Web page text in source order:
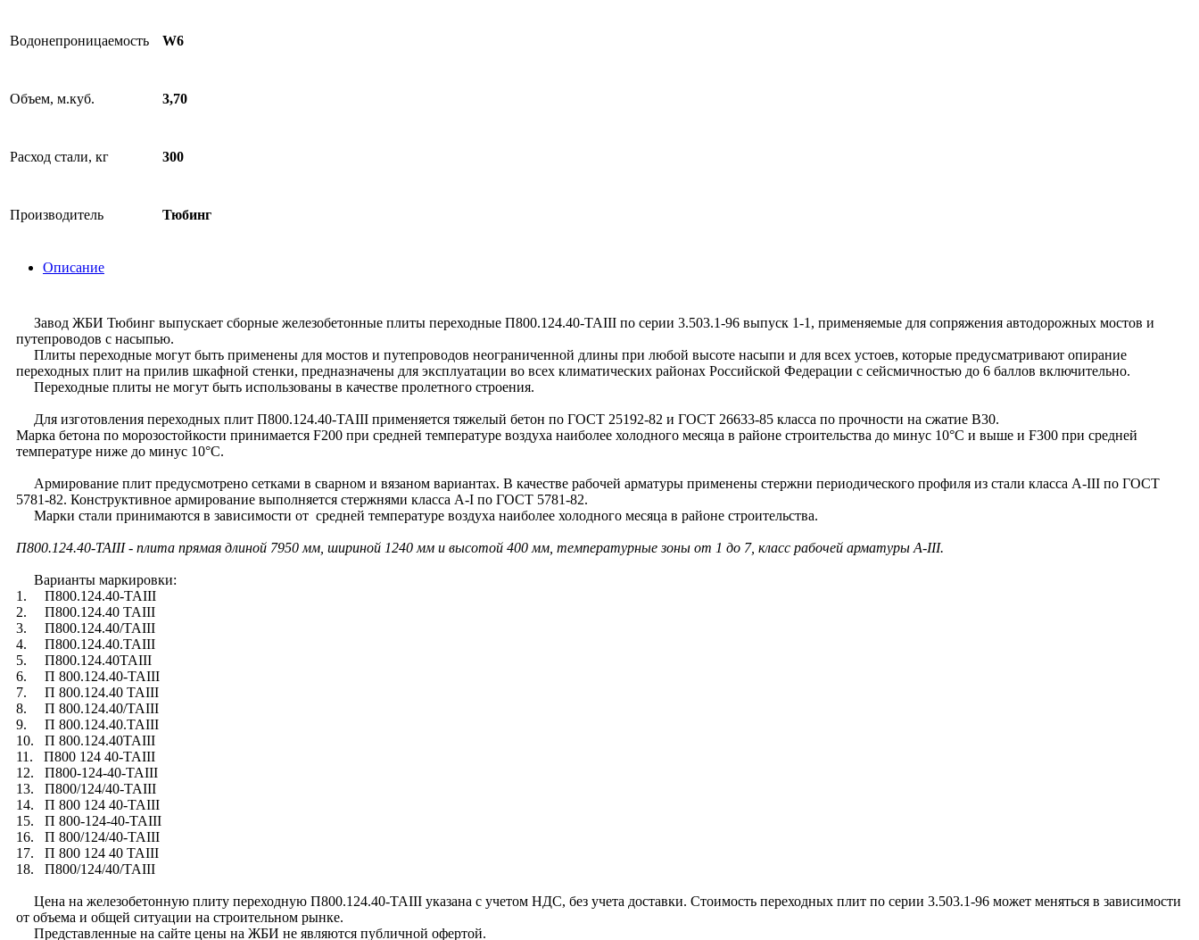
Водонепроницаемость W6
Объем, м.куб. 3,70
Расход стали, кг 300
Производитель Тюбинг
Описание
Завод ЖБИ Тюбинг выпускает сборные железобетонные плиты переходные П800.124.40-ТАIII по серии 3.503.1-96 выпуск 1-1, применяемые для сопряжения автодорожных мостов и
путепроводов с насыпью.
Плиты переходные могут быть применены для мостов и путепроводов неограниченной длины при любой высоте насыпи и для всех устоев, которые предусматривают опирание
переходных плит на прилив шкафной стенки, предназначены для эксплуатации во всех климатических районах Российской Федерации с сейсмичностью до 6 баллов включительно.
Переходные плиты не могут быть использованы в качестве пролетного строения.
Для изготовления переходных плит П800.124.40-ТАIII применяется тяжелый бетон по ГОСТ 25192-82 и ГОСТ 26633-85 класса по прочности на сжатие В30.
Марка бетона по морозостойкости принимается F200 при средней температуре воздуха наиболее холодного месяца в районе строительства до минус 10°С и выше и F300 при средней
температуре ниже до минус 10°С.
Армирование плит предусмотрено сетками в сварном и вязаном вариантах. В качестве рабочей арматуры применены стержни периодического профиля из стали класса А-III по ГОСТ
5781-82. Конструктивное армирование выполняется стержнями класса А-I по ГОСТ 5781-82.
Марки стали принимаются в зависимости от средней температуре воздуха наиболее холодного месяца в районе строительства.
П800.124.40-ТАIII - плита прямая длиной 7950 мм, шириной 1240 мм и высотой 400 мм, температурные зоны от 1 до 7, класс рабочей арматуры А-III.
Варианты маркировки:
1. П800.124.40-ТАIII
2. П800.124.40 ТАIII
3. П800.124.40/ТАIII
4. П800.124.40.ТАIII
5. П800.124.40ТАIII
6. П 800.124.40-ТАIII
7. П 800.124.40 ТАIII
8. П 800.124.40/ТАIII
9. П 800.124.40.ТАIII
10. П 800.124.40ТАIII
11. П800 124 40-ТАIII
12. П800-124-40-ТАIII
13. П800/124/40-ТАIII
14. П 800 124 40-ТАIII
15. П 800-124-40-ТАIII
16. П 800/124/40-ТАIII
17. П 800 124 40 ТАIII
18. П800/124/40/ТАIII
Цена на железобетонную плиту переходную П800.124.40-ТАIII указана с учетом НДС, без учета доставки. Стоимость переходных плит по серии 3.503.1-96 может меняться в зависимости
от объема и общей ситуации на строительном рынке.
Представленные на сайте цены на ЖБИ не являются публичной офертой.